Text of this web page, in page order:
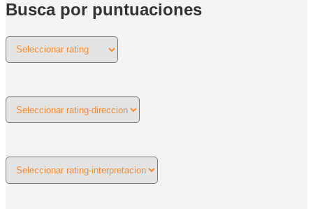
Busca por puntuaciones